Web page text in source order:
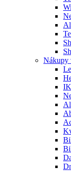
Nákupy